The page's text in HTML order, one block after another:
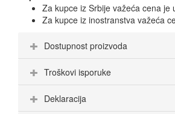
Za kupce iz Srbije važeća cena je
Za kupce iz inostranstva važeća
Dostupnost proizvoda
Troškovi isporuke
Deklaracija